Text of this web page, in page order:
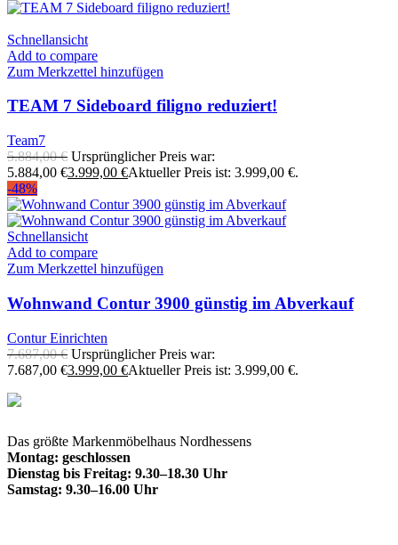
Schnellansicht
Add to compare
Zum Merkzettel hinzufügen
TEAM 7 Sideboard filigno reduziert!
Team7
5.884,00€ Ursprünglicher Preis war:
5.884,00 €3.999,00 €Aktueller Preis ist: 3.999,00 €.
-48%
Schnellansicht
Add to compare
Zum Merkzettel hinzufügen
Wohnwand Contur 3900 günstig im Abverkauf
Contur Einrichten
7.687,00€ Ursprünglicher Preis war:
7.687,00 €3.999,00 €Aktueller Preis ist: 3.999,00 €.
Das größte Markenmöbelhaus Nordhessens
Montag: geschlossen
Dienstag bis Freitag: 9.30–18.30 Uhr
Samstag: 9.30–16.00 Uhr